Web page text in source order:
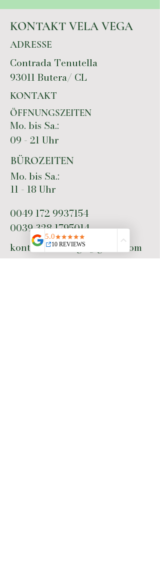
KONTAKT VELA VEGA
ADRESSE
Contrada Tenutella
93011 Butera/ CL
KONTAKT
ÖFFNUNGSZEITEN
Mo. bis Sa.:
09 - 21 Uhr
BÜROZEITEN
Mo. bis Sa.:
11 - 18 Uhr
0049 172 9937154
0039 328 1795014
kontakt.vela.vega@gmail.com